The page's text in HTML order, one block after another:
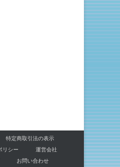
特定商取引法の表示
リシー
運営会社
お問い合わせ